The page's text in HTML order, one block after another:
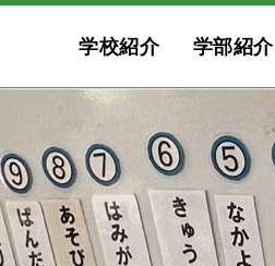
学校紹介 学部紹介